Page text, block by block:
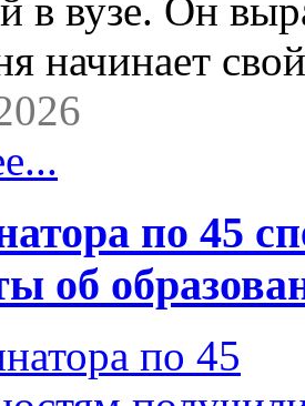
в вузе. Он
начинает
по 45
об